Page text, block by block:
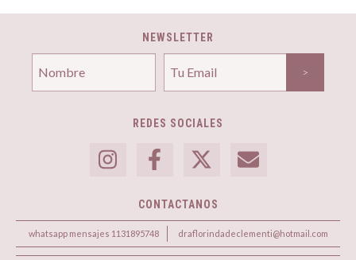
NEWSLETTER
REDES SOCIALES
CONTACTANOS
whatsapp mensajes 1131895748 draflorindadeclementi@hotmail.com